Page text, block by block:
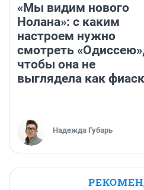
«Мы видим нового
Нолана»: с каким
настроем нужно
смотреть «Одиссею»,
чтобы она не
выглядела как
Надежда Губарь